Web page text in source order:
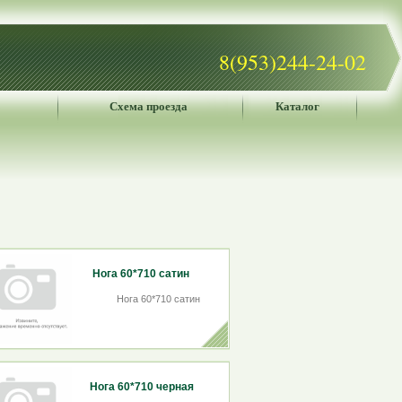
8(953)244-24-02
Схема проезда Каталог
Нога 60*710 сатин
Нога 60*710 сатин
Нога 60*710 черная